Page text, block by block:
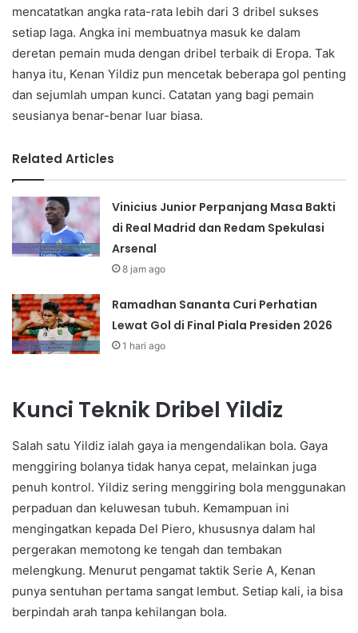
mencatatkan angka rata-rata lebih dari 3 dribel sukses
setiap laga. Angka ini membuatnya masuk ke dalam
deretan pemain muda dengan dribel terbaik di Eropa. Tak
hanya itu, Kenan Yildiz pun mencetak beberapa gol penting
dan sejumlah umpan kunci. Catatan yang bagi pemain
seusianya benar-benar luar biasa.
Related Articles
Vinicius Junior Perpanjang Masa Bakti
di Real Madrid dan Redam Spekulasi
Arsenal
8 jam ago
Ramadhan Sananta Curi Perhatian
Lewat Gol di Final Piala Presiden 2026
1 hari ago
Kunci Teknik Dribel Yildiz
Salah satu Yildiz ialah gaya ia mengendalikan bola. Gaya
menggiring bolanya tidak hanya cepat, melainkan juga
penuh kontrol. Yildiz sering menggiring bola menggunakan
perpaduan dan keluwesan tubuh. Kemampuan ini
mengingatkan kepada Del Piero, khususnya dalam hal
pergerakan memotong ke tengah dan tembakan
melengkung. Menurut pengamat taktik Serie A, Kenan
punya sentuhan pertama sangat lembut. Setiap kali, ia bisa
berpindah arah tanpa kehilangan bola.